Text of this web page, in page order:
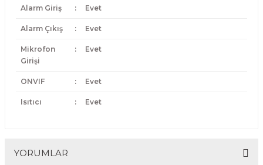
Alarm Giriş : Evet
Alarm Çıkış : Evet
Mikrofon
Girişi
: Evet
ONVIF : Evet
Isıtıcı : Evet
YORUMLAR